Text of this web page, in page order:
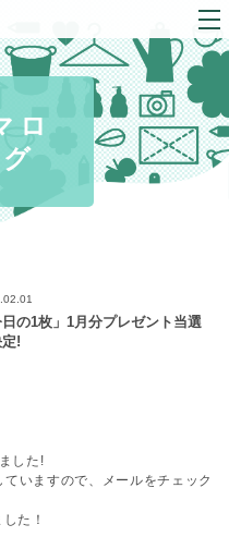
ロ
日の1枚」1月分プレゼント当選
!
した!
いますので、メールをチェック
た！